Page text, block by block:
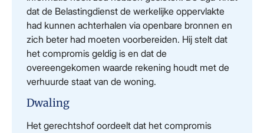
dat de Belastingdienst de werkelijke oppervlakte
had kunnen achterhalen via openbare bronnen en
zich beter had moeten voorbereiden. Hij stelt dat
het compromis geldig is en dat de
overeengekomen waarde rekening houdt met de
verhuurde staat van de woning.
Dwaling
Het gerechtshof oordeelt dat het compromis